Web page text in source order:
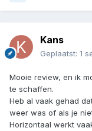
Kans
Geplaatst: 1
Mooie review, en ik
te schaffen.
Heb al vaak gehad
weer was of als je
Horizontaal werkt